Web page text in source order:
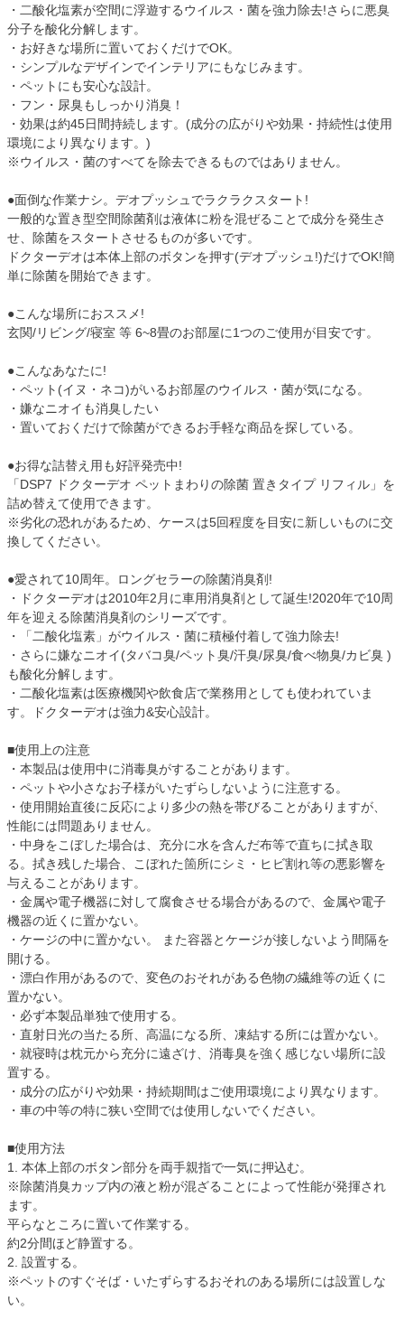
・二酸化塩素が空間に浮遊するウイルス・菌を強力除去!さらに悪臭
分子を酸化分解します。
・お好きな場所に置いておくだけでOK。
・シンプルなデザインでインテリアにもなじみます。
・ペットにも安心な設計。
・フン・尿臭もしっかり消臭！
・効果は約45日間持続します。(成分の広がりや効果・持続性は使用
環境により異なります。)
※ウイルス・菌のすべてを除去できるものではありません。
●面倒な作業ナシ。デオプッシュでラクラクスタート!
一般的な置き型空間除菌剤は液体に粉を混ぜることで成分を発生さ
せ、除菌をスタートさせるものが多いです。
ドクターデオは本体上部のボタンを押す(デオプッシュ!)だけでOK!簡
単に除菌を開始できます。
●こんな場所におススメ!
玄関/リビング/寝室 等 6~8畳のお部屋に1つのご使用が目安です。
●こんなあなたに!
・ペット(イヌ・ネコ)がいるお部屋のウイルス・菌が気になる。
・嫌なニオイも消臭したい
・置いておくだけで除菌ができるお手軽な商品を探している。
●お得な詰替え用も好評発売中!
「DSP7 ドクターデオ ペットまわりの除菌 置きタイプ リフィル」を
詰め替えて使用できます。
※劣化の恐れがあるため、ケースは5回程度を目安に新しいものに交
換してください。
●愛されて10周年。ロングセラーの除菌消臭剤!
・ドクターデオは2010年2月に車用消臭剤として誕生!2020年で10周
年を迎える除菌消臭剤のシリーズです。
・「二酸化塩素」がウイルス・菌に積極付着して強力除去!
・さらに嫌なニオイ(タバコ臭/ペット臭/汗臭/尿臭/食べ物臭/カビ臭 )
も酸化分解します。
・二酸化塩素は医療機関や飲食店で業務用としても使われていま
す。ドクターデオは強力&安心設計。
■使用上の注意
・本製品は使用中に消毒臭がすることがあります。
・ペットや小さなお子様がいたずらしないように注意する。
・使用開始直後に反応により多少の熱を帯びることがありますが、
性能には問題ありません。
・中身をこぼした場合は、充分に水を含んだ布等で直ちに拭き取
る。拭き残した場合、こぼれた箇所にシミ・ヒビ割れ等の悪影響を
与えることがあります。
・金属や電子機器に対して腐食させる場合があるので、金属や電子
機器の近くに置かない。
・ケージの中に置かない。 また容器とケージが接しないよう間隔を
開ける。
・漂白作用があるので、変色のおそれがある色物の繊維等の近くに
置かない。
・必ず本製品単独で使用する。
・直射日光の当たる所、高温になる所、凍結する所には置かない。
・就寝時は枕元から充分に遠ざけ、消毒臭を強く感じない場所に設
置する。
・成分の広がりや効果・持続期間はご使用環境により異なります。
・車の中等の特に狭い空間では使用しないでください。
■使用方法
1. 本体上部のボタン部分を両手親指で一気に押込む。
※除菌消臭カップ内の液と粉が混ざることによって性能が発揮され
ます。
平らなところに置いて作業する。
約2分間ほど静置する。
2. 設置する。
※ペットのすぐそば・いたずらするおそれのある場所には設置しな
い。